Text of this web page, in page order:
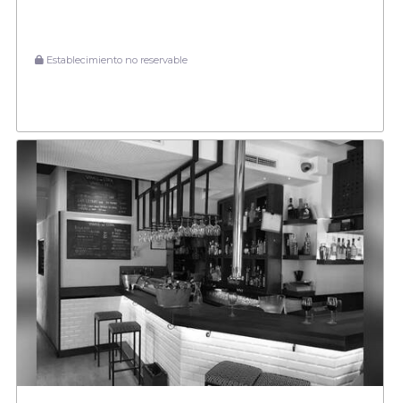
Establecimiento no reservable